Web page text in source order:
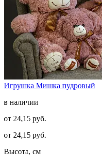
Игрушка Мишка пудровый
в наличии
от 24,15 руб.
от 24,15 руб.
Высота, см